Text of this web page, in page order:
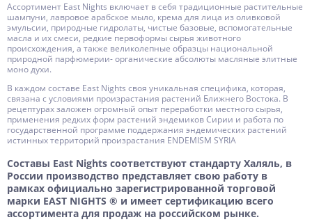
Ассортимент East Nights включает в себя традиционные растительные
шампуни, лавровое арабское мыло, крема для лица из оливковой
эмульсии, природные гидролаты, чистые базовые, вспомогательные
масла и их смеси, редкие первоформы сырья животного
происхождения, а также великолепные образцы национальной
природной парфюмерии- органические абсолюты масляные элитные
моно духи.
В каждом составе East Nights своя уникальная специфика, которая,
связана с условиями произрастания растений Ближнего Востока. В
рецептурах заложен огромный опыт переработки местного сырья,
применения редких форм растений эндемиков Сирии и работа по
государственной программе поддержания эндемических растений
истинных территорий произрастания ENDEMISM SYRIA
Составы East Nights соответствуют стандарту Халяль, в
России производство представляет свою работу в
рамках официально зарегистрированной торговой
марки EAST NIGHTS ® и имеет сертификацию всего
ассортимента для продаж на российском рынке.